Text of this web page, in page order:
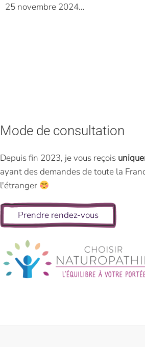
25 novembre 2024…
Mode de consultation
Depuis fin 2023, je vous reçois
ayant des demandes de toute la
l'étranger
Prendre rendez-vous